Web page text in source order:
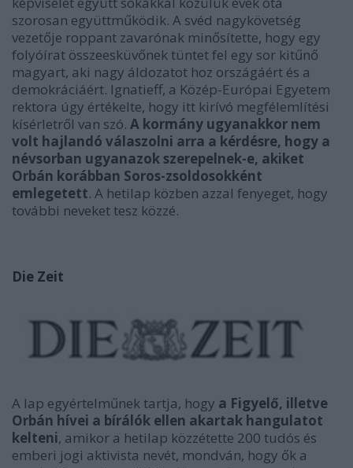
szorosan együttműködik. A svéd nagykövetség
vezetője roppant zavarónak minősítette, hogy egy
folyóírat összeesküvőnek tüntet fel egy sor kitűnő
magyart, aki nagy áldozatot hoz országáért és a
demokráciáért. Ignatieff, a Közép-Európai Egyetem
rektora úgy értékelte, hogy itt kirívó megfélemlítési
kísérletről van szó. A kormány ugyanakkor nem
volt hajlandó válaszolni arra a kérdésre, hogy a
névsorban ugyanazok szerepelnek-e, akiket
Orbán korábban Soros-zsoldosokként
emlegetett. A hetilap közben azzal fenyeget, hogy
további neveket tesz közzé.
Die Zeit
A lap egyértelműnek tartja, hogy a Figyelő, illetve
Orbán hívei a bírálók ellen akartak hangulatot
kelteni, amikor a hetilap közzétette 200 tudós és
emberi jogi aktivista nevét, mondván, hogy ők a